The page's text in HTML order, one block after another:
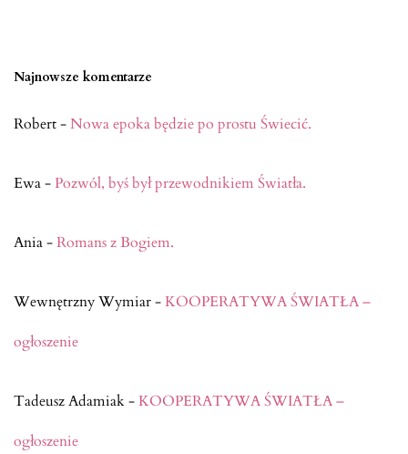
Najnowsze komentarze
Robert-Nowa epoka będzie po prostu Świecić.
Ewa-Pozwól, byś był przewodnikiem Światła.
Ania-Romans z Bogiem.
Wewnętrzny Wymiar-KOOPERATYWA ŚWIATŁA –
ogłoszenie
Tadeusz Adamiak-KOOPERATYWA ŚWIATŁA –
ogłoszenie